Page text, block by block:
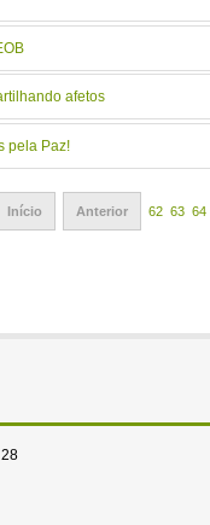
afetos
pela Paz!
Início Anterior 62 63 64